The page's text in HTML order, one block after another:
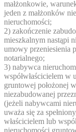
małżonkowie,
jeden z małżonków
nieruchomości;
2) zakończenie
mieszkalnym nastąpi
umowy przeniesienia
notarialnego;
3) nabywca
współwłaścicielem
gruntowej położonej
niezabudowanej
(jeżeli nabywcami
uważa się za
właścicielem lub